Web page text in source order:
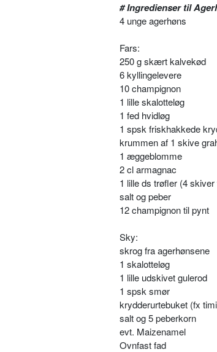
# Ingredienser til
4 unge agerhøns
Fars:
250 g skært kalvekød
6 kyllingelevere
10 champignon
1 lille skalotteløg
1 fed hvidløg
1 spsk friskhakkede
krummen af 1 skive
1 æggeblomme
2 cl armagnac
1 lille ds trøfler (4
salt og peber
12 champignon til pynt
Sky:
skrog fra agerhønsene
1 skalotteløg
1 lille udskivet gulerod
1 spsk smør
krydderurtebuket (fx
salt og 5 peberkorn
evt. Maizenamel
Ovnfast fad